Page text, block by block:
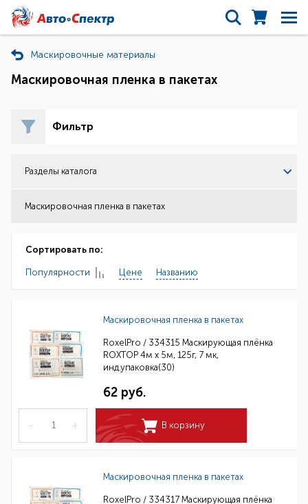
Маскировочные материалы
Маскировочная пленка в пакетах
Фильтр
Разделы каталога
Маскировочная пленка в пакетах
Сортировать по:
Популярности Цене Названию
Маскировочная пленка в пакетах
RoxelPro / 334315 Маскирующая плёнка
ROXTOP 4м х 5м, 125г, 7 мк,
инд.упаковка(30)
62 руб.
– + В корзину
Маскировочная пленка в пакетах
RoxelPro / 334317 Маскирующая плёнка